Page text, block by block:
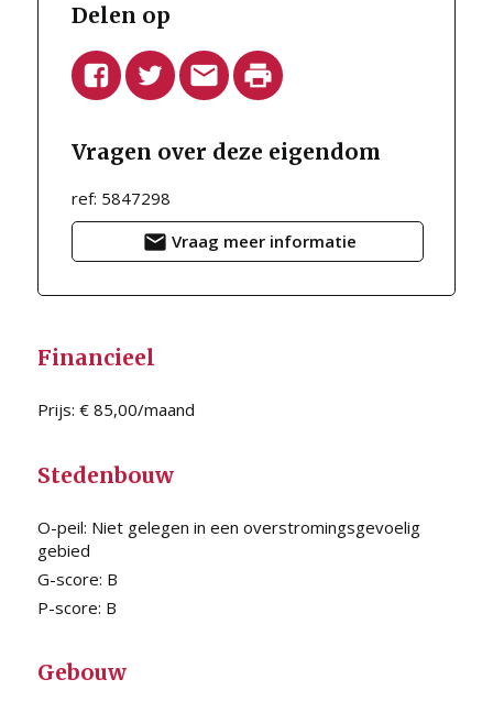
Delen op
Vragen over deze eigendom
ref: 5847298
Vraag meer informatie
Financieel
Prijs: € 85,00/maand
Stedenbouw
O-peil: Niet gelegen in een overstromingsgevoelig
gebied
G-score: B
P-score: B
Gebouw